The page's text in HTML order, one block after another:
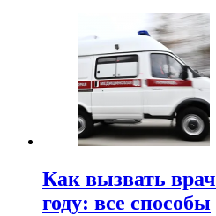
Как вызвать
году: все способы